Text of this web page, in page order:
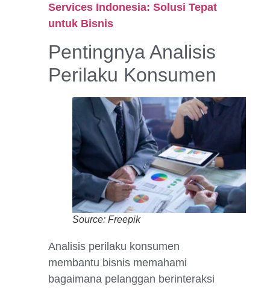
Services Indonesia: Solusi Tepat
untuk Bisnis
Pentingnya Analisis
Perilaku Konsumen
Source: Freepik
Analisis perilaku konsumen
membantu bisnis memahami
bagaimana pelanggan berinteraksi